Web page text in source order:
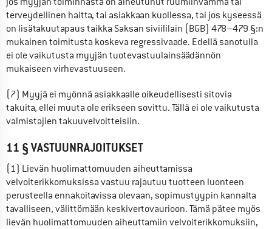
terveydellinen haitta, tai asiakkaan kuollessa, tai jos kyseessä
on lisätakuutapaus taikka Saksan siviililain (BGB) 478–479 §:n
mukainen toimitusta koskeva regressivaade. Edellä sanotulla
ei ole vaikutusta myyjän tuotevastuulainsäädännön
mukaiseen virhevastuuseen.
(7) Myyjä ei myönnä asiakkaalle oikeudellisesti sitovia
takuita, ellei muuta ole erikseen sovittu. Tällä ei ole vaikutusta
valmistajien takuuvelvoitteisiin.
11 § VASTUUNRAJOITUKSET
(1) Lievän huolimattomuuden aiheuttamissa
velvoiterikkomuksissa vastuu rajautuu tuotteen luonteen
perusteella ennakoitavissa olevaan, sopimustyypin kannalta
tavalliseen, välittömään keskivertovaurioon. Tämä pätee myös
lievän huolimattomuuden aiheuttamiin velvoiterikkomuksiin,